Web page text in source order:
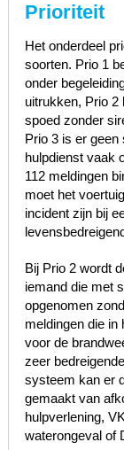
Prioriteit
Het onderdeel
soorten. Prio 1
onder
uitrukken, Prio 2
spoed zonder
Prio 3 is er geen
hulpdienst vaak
112 meldingen
moet het
incident zijn bij
Bij Prio 2 wordt
iemand die met
opgenomen
meldingen die
voor de
zeer
systeem kan er
gemaakt van
hulpverlening,
waterongeval of